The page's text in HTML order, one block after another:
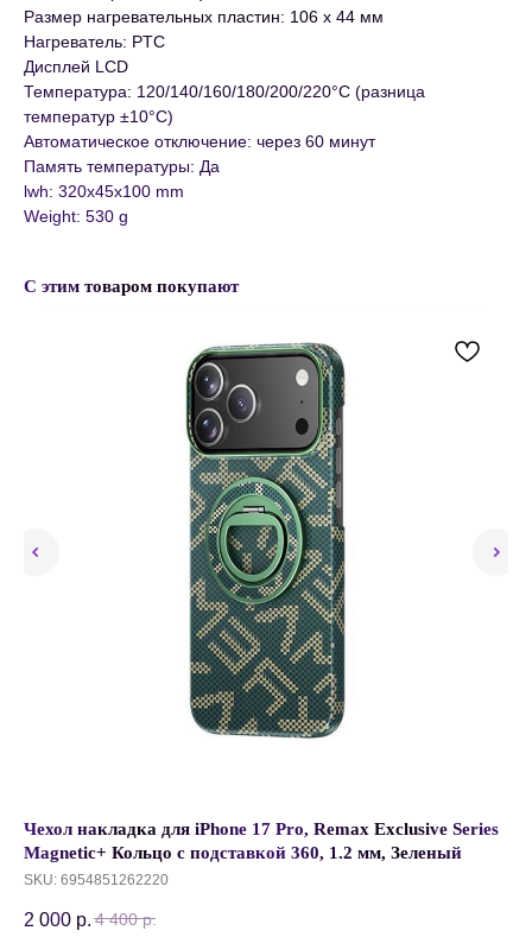
Размер нагревательных пластин: 106 x 44 мм
Нагреватель: PTC
Дисплей LCD
Температура: 120/140/160/180/200/220°C (разница
температур ±10°C)
Автоматическое отключение: через 60 минут
Память температуры: Да
lwh: 320x45x100 mm
Weight: 530 g
С этим товаром покупают
Чехол накладка для iPhone 17 Pro, Remax Exclusive Series
Magnetic+ Кольцо с подставкой 360, 1.2 мм, Зеленый
SKU: 6954851262220
2 000 р. 4 400 р.